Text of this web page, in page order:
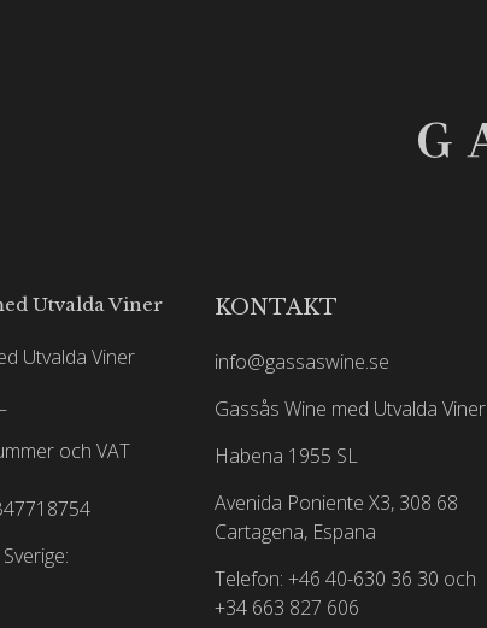
Utvalda Viner
Utvalda Viner
och VAT
KONTAKT
info@gassaswine.se
Gassås Wine med Utvalda Viner
Habena 1955 SL
Avenida Poniente X3, 308 68
Cartagena, Espana
Telefon: +46 40-630 36 30 och
+34 663 827 606